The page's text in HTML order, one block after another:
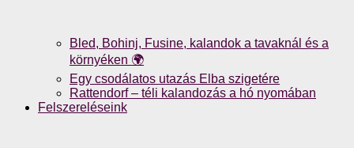
Bled, Bohinj, Fusine, kalandok a tavaknál és a
környéken 🌍
Egy csodálatos utazás Elba szigetére
Rattendorf – téli kalandozás a hó nyomában
Felszereléseink